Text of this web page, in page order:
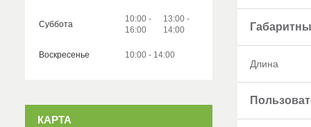
Длина
Суббота
10:00
16:00
13:00
14:00
Воскресенье 10:00 14:00
КАРТА